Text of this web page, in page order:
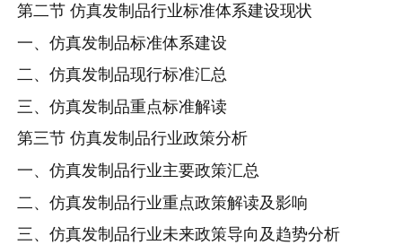
第二节 仿真发制品行业标准体系建设现状
一、仿真发制品标准体系建设
二、仿真发制品现行标准汇总
三、仿真发制品重点标准解读
第三节 仿真发制品行业政策分析
一、仿真发制品行业主要政策汇总
二、仿真发制品行业重点政策解读及影响
三、仿真发制品行业未来政策导向及趋势分析